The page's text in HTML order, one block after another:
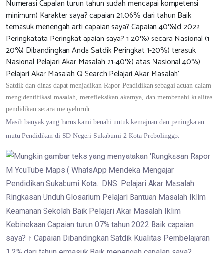
Satdik dan dinas dapat menjadikan Rapor Pendidikan sebagai acuan dalam
mengidentifikasi masalah, merefleksikan akarnya, dan membenahi kualitas
pendidikan secara menyeluruh.
Masih banyak yang harus kami benahi untuk kemajuan dan peningkatan
mutu Pendidikan di SD Negeri Sukabumi 2 Kota Probolinggo.